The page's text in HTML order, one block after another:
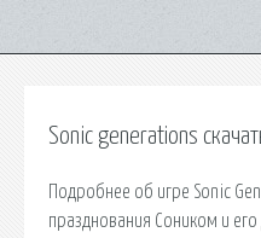
Sonic generations
Подробнее об игре Sonic
празднования Соником и